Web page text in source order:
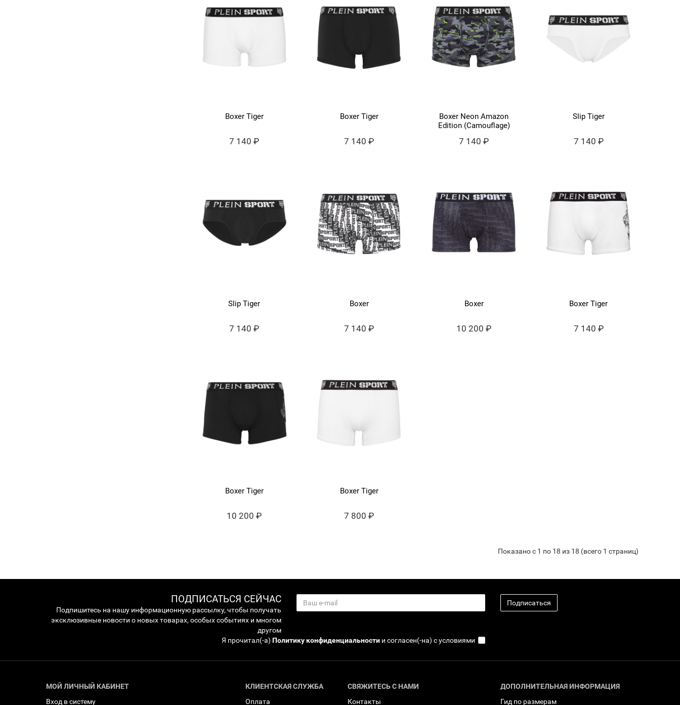
Boxer Tiger
7 140 ₽
Boxer Tiger
7 140 ₽
Boxer Neon Amazon
Edition (Camouflage)
7 140 ₽
Slip Tiger
7 140 ₽
Slip Tiger
7 140 ₽
Boxer
7 140 ₽
Boxer
10 200 ₽
Boxer Tiger
7 140 ₽
Boxer Tiger
10 200 ₽
Boxer Tiger
7 800 ₽
Показано с 1 по 18 из 18 (всего 1 страниц)
ПОДПИСАТЬСЯ СЕЙЧАС
Подпишитесь на нашу информационную рассылку, чтобы получать
эксклюзивные новости о новых товарах, особых событиях и многом
другом
Подписаться
Я прочитал(-а)Политику конфиденциальности и согласен(-на) с условиями
МОЙ ЛИЧНЫЙ КАБИНЕТ
Вход в систему
КЛИЕНТСКАЯ СЛУЖБА
Оплата
СВЯЖИТЕСЬ С НАМИ
Контакты
ДОПОЛНИТЕЛЬНАЯ ИНФОРМАЦИЯ
Гид по размерам